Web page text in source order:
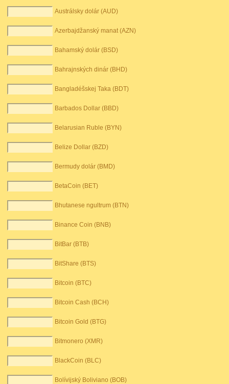
Austrálsky dolár (AUD)
Azerbajdžanský manat (AZN)
Bahamský dolár (BSD)
Bahrajnských dinár (BHD)
Bangladéšskej Taka (BDT)
Barbados Dollar (BBD)
Belarusian Ruble (BYN)
Belize Dollar (BZD)
Bermudy dolár (BMD)
BetaCoin (BET)
Bhutanese ngultrum (BTN)
Binance Coin (BNB)
BitBar (BTB)
BitShare (BTS)
Bitcoin (BTC)
Bitcoin Cash (BCH)
Bitcoin Gold (BTG)
Bitmonero (XMR)
BlackCoin (BLC)
Bolívijský Boliviano (BOB)